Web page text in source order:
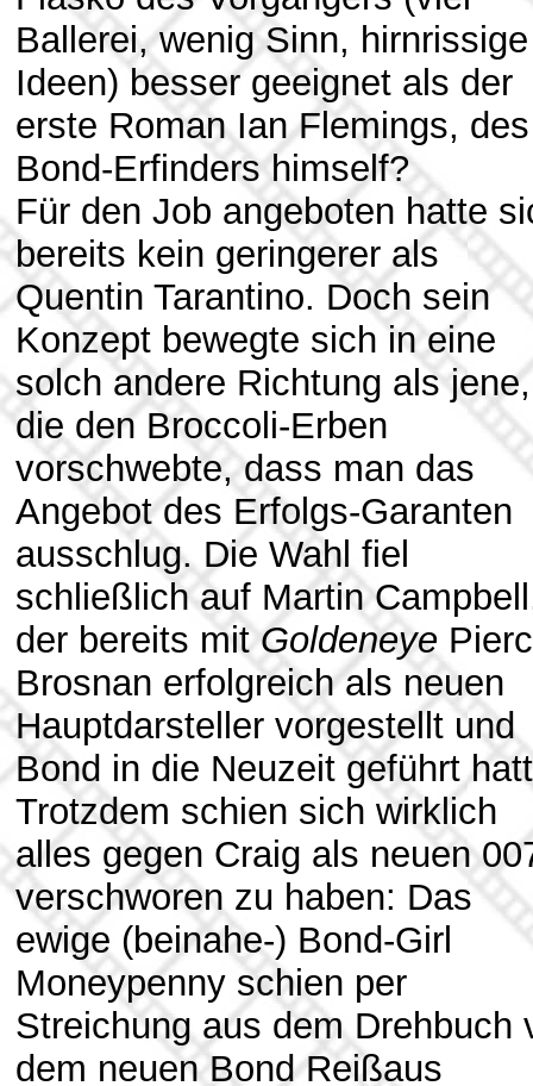
Ballerei, wenig Sinn, hirnrissige
Ideen) besser geeignet als der
erste Roman Ian Flemings, des
Bond-Erfinders himself?
Für den Job angeboten hatte
bereits kein geringerer als
Quentin Tarantino. Doch sein
Konzept bewegte sich in eine
solch andere Richtung als jene,
die den Broccoli-Erben
vorschwebte, dass man das
Angebot des Erfolgs-Garanten
ausschlug. Die Wahl fiel
schließlich auf Martin
der bereits mitGoldeneye
Brosnan erfolgreich als neuen
Hauptdarsteller vorgestellt und
Bond in die Neuzeit geführt
Trotzdem schien sich wirklich
alles gegen Craig als neuen
verschworen zu haben: Das
ewige (beinahe-) Bond-Girl
Moneypenny schien per
Streichung aus dem Drehbuch
dem neuen Bond Reißaus